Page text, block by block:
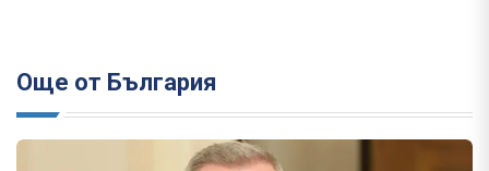
Още от България